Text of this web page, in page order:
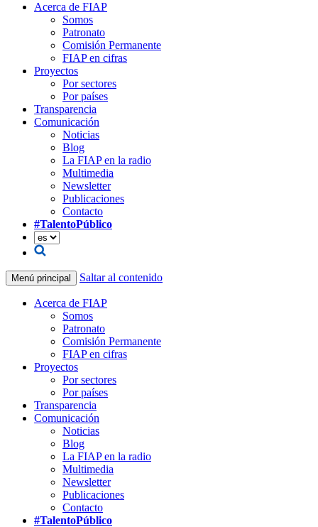
Acerca de FIAP
Somos
Patronato
Comisión Permanente
FIAP en cifras
Proyectos
Por sectores
Por países
Transparencia
Comunicación
Noticias
Blog
La FIAP en la radio
Multimedia
Newsletter
Publicaciones
Contacto
#TalentoPúblico
Menú principal Saltar al contenido
Acerca de FIAP
Somos
Patronato
Comisión Permanente
FIAP en cifras
Proyectos
Por sectores
Por países
Transparencia
Comunicación
Noticias
Blog
La FIAP en la radio
Multimedia
Newsletter
Publicaciones
Contacto
#TalentoPúblico